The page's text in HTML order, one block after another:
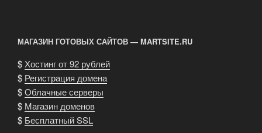
МАГАЗИН ГОТОВЫХ САЙТОВ — MARTSITE.RU
$ Хостинг от 92 рублей
$ Регистрация домена
$Облачные серверы
$ Магазин доменов
$ Бесплатный SSL